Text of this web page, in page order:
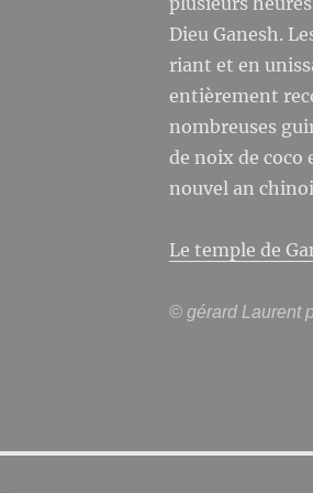
Dieu Ganesh.
riant et en
entièrement
nombreuses
de noix de coco
nouvel an
Le temple de
© gérard Laurent